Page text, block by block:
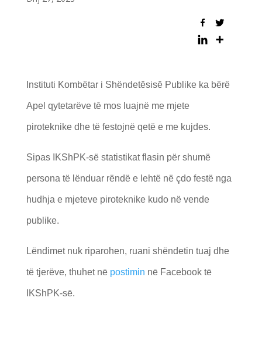
Instituti Kombëtar i Shëndetēsisē Publike ka bërë
Apel qytetarëve tē mos luajnë me mjete
piroteknike dhe të festojnë qetë e me kujdes.
Sipas IKShPK-së statistikat flasin për shumë
persona të lënduar rëndë e lehtë në çdo festë nga
hudhja e mjeteve piroteknike kudo në vende
publike.
Lëndimet nuk riparohen, ruani shëndetin tuaj dhe
të tjerëve, thuhet nē postimin nē Facebook tē
IKShPK-sē.